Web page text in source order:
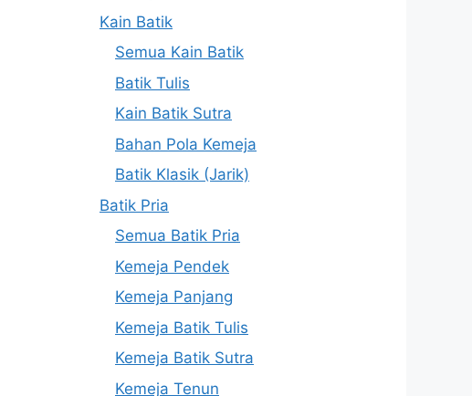
Kain Batik
Semua Kain Batik
Batik Tulis
Kain Batik Sutra
Bahan Pola Kemeja
Batik Klasik (Jarik)
Batik Pria
Semua Batik Pria
Kemeja Pendek
Kemeja Panjang
Kemeja Batik Tulis
Kemeja Batik Sutra
Kemeja Tenun